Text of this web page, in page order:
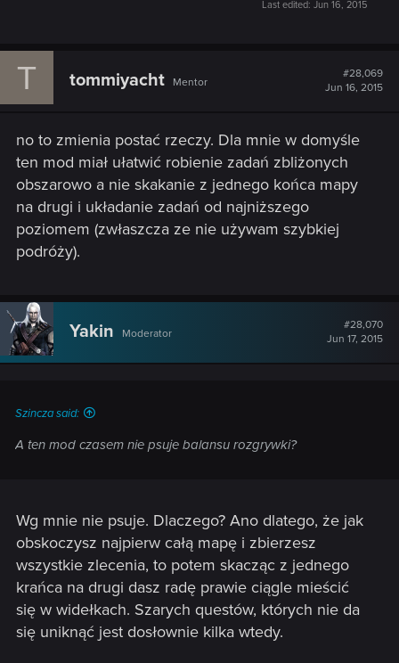
Last edited: Jun 16, 2015
T tommiyacht Mentor
#28,069
Jun 16, 2015
no to zmienia postać rzeczy. Dla mnie w domyśle
ten mod miał ułatwić robienie zadań zbliżonych
obszarowo a nie skakanie z jednego końca mapy
na drugi i układanie zadań od najniższego
poziomem (zwłaszcza ze nie używam szybkiej
podróży).
Yakin Moderator
#28,070
Jun 17, 2015
Szincza said:
A ten mod czasem nie psuje balansu rozgrywki?
Wg mnie nie psuje. Dlaczego? Ano dlatego, że jak
obskoczysz najpierw całą mapę i zbierzesz
wszystkie zlecenia, to potem skacząc z jednego
krańca na drugi dasz radę prawie ciągle mieścić
się w widełkach. Szarych questów, których nie da
się uniknąć jest dosłownie kilka wtedy.